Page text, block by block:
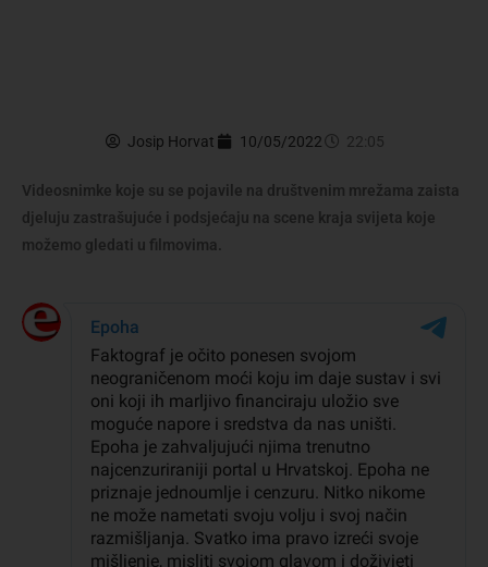
Josip Horvat 10/05/2022 22:05
Videosnimke koje su se pojavile na društvenim mrežama zaista
djeluju zastrašujuće i podsjećaju na scene kraja svijeta koje
možemo gledati u filmovima.